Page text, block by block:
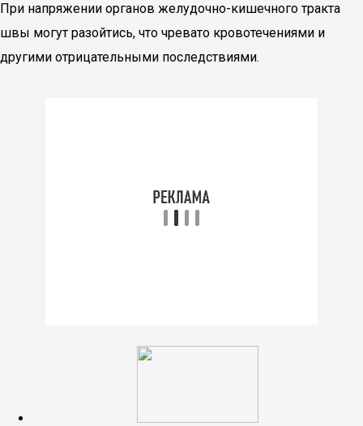
При напряжении органов желудочно-кишечного тракта
швы могут разойтись, что чревато кровотечениями и
другими отрицательными последствиями.